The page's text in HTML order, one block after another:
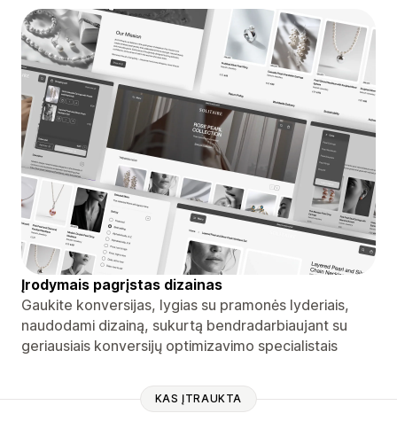
Įrodymais pagrįstas dizainas
Gaukite konversijas, lygias su pramonės lyderiais,
naudodami dizainą, sukurtą bendradarbiaujant su
geriausiais konversijų optimizavimo specialistais
KAS ĮTRAUKTA